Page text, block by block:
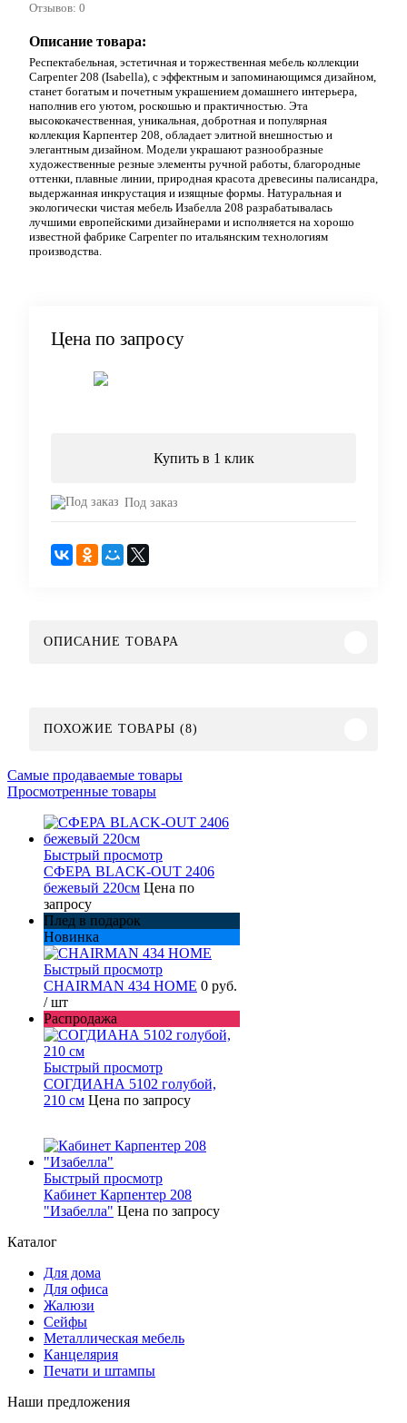
Отзывов: 0
Описание товара:
Респектабельная, эстетичная и торжественная мебель коллекции
Carpenter 208 (Isabella), с эффектным и запоминающимся дизайном,
станет богатым и почетным украшением домашнего интерьера,
наполнив его уютом, роскошью и практичностью. Эта
высококачественная, уникальная, добротная и популярная
коллекция Карпентер 208, обладает элитной внешностью и
элегантным дизайном. Модели украшают разнообразные
художественные резные элементы ручной работы, благородные
оттенки, плавные линии, природная красота древесины палисандра,
выдержанная инкрустация и изящные формы. Натуральная и
экологически чистая мебель Изабелла 208 разрабатывалась
лучшими европейскими дизайнерами и исполняется на хорошо
известной фабрике Carpenter по итальянским технологиям
производства.
Цена по запросу
Купить в 1 клик
Под заказ
ОПИСАНИЕ ТОВАРА
ПОХОЖИЕ ТОВАРЫ (8)
Самые продаваемые товары
Просмотренные товары
Быстрый просмотр
СФЕРА BLACK-OUT 2406
бежевый 220см Цена по
запросу
Плед в подарок
Новинка
Быстрый просмотр
CHAIRMAN 434 HOME 0 руб.
/ шт
Распродажа
Быстрый просмотр
СОГДИАНА 5102 голубой,
210 см Цена по запросу
Быстрый просмотр
Кабинет Карпентер 208
"Изабелла" Цена по запросу
Каталог
Для дома
Для офиса
Жалюзи
Сейфы
Металлическая мебель
Канцелярия
Печати и штампы
Наши предложения